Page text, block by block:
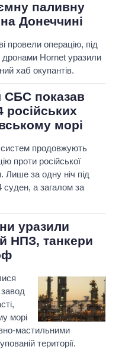
паливну
Донеччині
провели операцію, під
дронами Hornet уразили
хаб окупантів.
СБС показав
російських
морі
продовжують
проти російської
Лише за одну ніч під
суден, а загалом за
уразили
НПЗ, танкери
морі
мастильними
території.